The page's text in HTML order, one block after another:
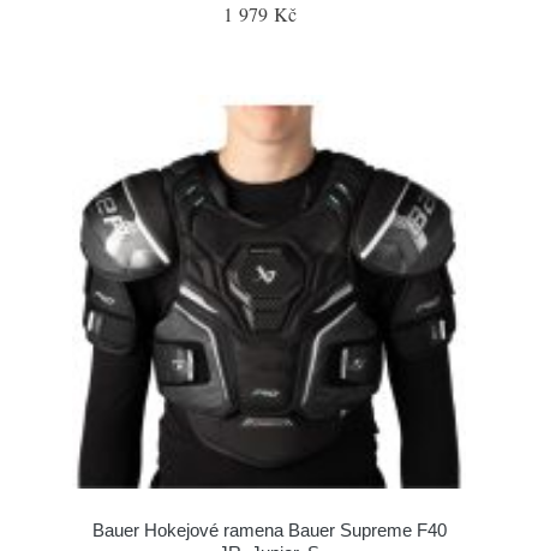
1 979 Kč
Bauer Hokejové ramena Bauer Supreme F40